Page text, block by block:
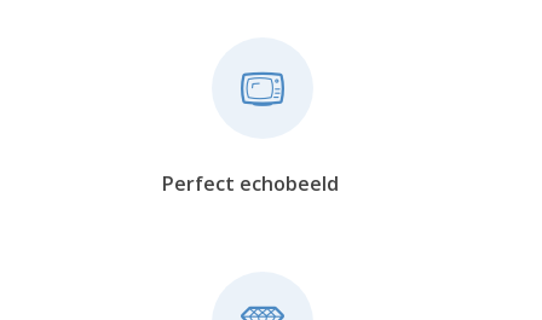
Perfect echobeeld